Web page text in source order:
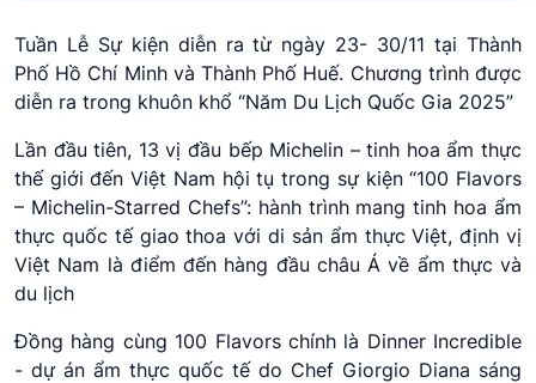
Tuần Lễ Sự kiện diễn ra từ ngày 23- 30/11 tại Thành
Phố Hồ Chí Minh và Thành Phố Huế. Chương trình được
diễn ra trong khuôn khổ “Năm Du Lịch Quốc Gia 2025”
Lần đầu tiên, 13 vị đầu bếp Michelin – tinh hoa ẩm thực
thế giới đến Việt Nam hội tụ trong sự kiện “100 Flavors
– Michelin-Starred Chefs”: hành trình mang tinh hoa ẩm
thực quốc tế giao thoa với di sản ẩm thực Việt, định vị
Việt Nam là điểm đến hàng đầu châu Á về ẩm thực và
du lịch
Đồng hàng cùng 100 Flavors chính là Dinner Incredible
- dự án ẩm thực quốc tế do Chef Giorgio Diana sáng